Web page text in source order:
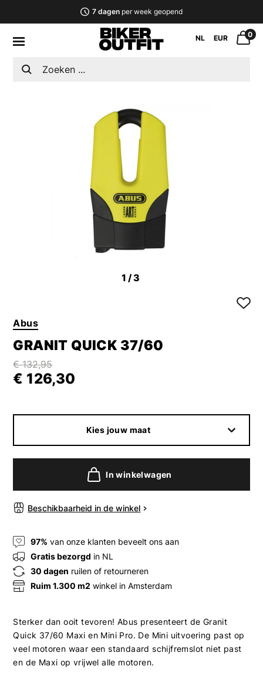
7 dagenper week geopend
NL EUR 0
1 /3
Abus
GRANIT QUICK 37/60
€ 132,95
€ 126,30
Kies jouw maat
In winkelwagen
Beschikbaarheid in de winkel
97% van onze klanten beveelt ons aan
Gratis bezorgd in NL
30 dagen ruilen of retourneren
Ruim 1.300 m2 winkel in Amsterdam
Sterker dan ooit tevoren! Abus presenteert de Granit
Quick 37/60 Maxi en Mini Pro. De Mini uitvoering past op
veel motoren waar een standaard schijfremslot niet past
en de Maxi op vrijwel alle motoren.